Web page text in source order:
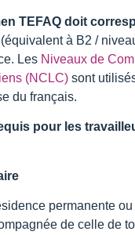
TEFAQ doit
(équivalent à B2 /
Les Niveaux de
(NCLC) sont
du français.
pour les
permanente
de celle de